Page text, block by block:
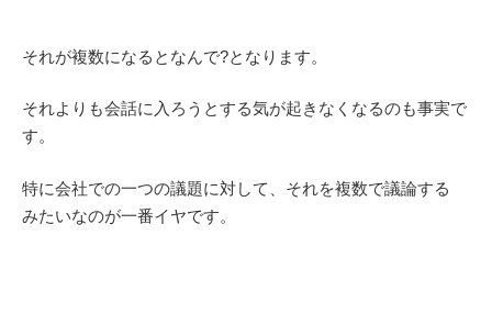
それが複数になるとなんで?となります。
それよりも会話に入ろうとする気が起きなくなるのも事実で
す。
特に会社での一つの議題に対して、それを複数で議論する
みたいなのが一番イヤです。